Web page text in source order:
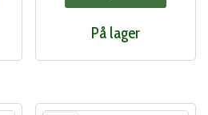
var:
242,00 kr..
På lager